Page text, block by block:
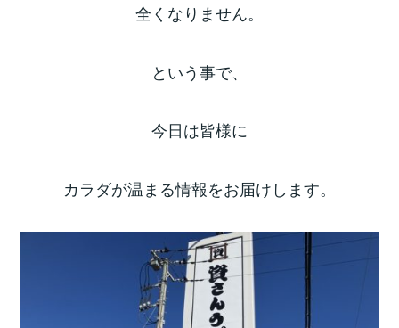
全くなりません。
という事で、
今日は皆様に
カラダが温まる情報をお届けします。